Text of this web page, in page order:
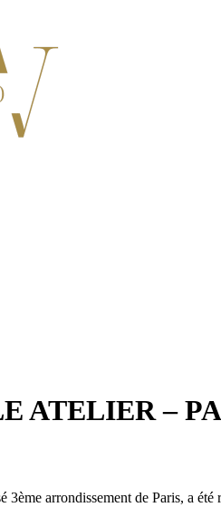
ATELIER –
arrondissement de Paris, a été